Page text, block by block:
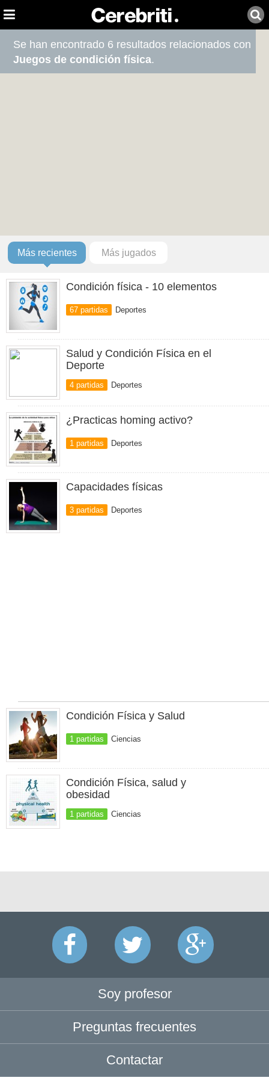
Se han encontrado 6 resultados relacionados con
Juegos de condición física.
Más recientes Más jugados
Condición física - 10 elementos
67 partidas Deportes
Salud y Condición Física en el
Deporte
4 partidas Deportes
¿Practicas homing activo?
1 partidas Deportes
Capacidades físicas
3 partidas Deportes
Condición Física y Salud
1 partidas Ciencias
Condición Física, salud y
obesidad
1 partidas Ciencias
Soy profesor
Preguntas frecuentes
Contactar